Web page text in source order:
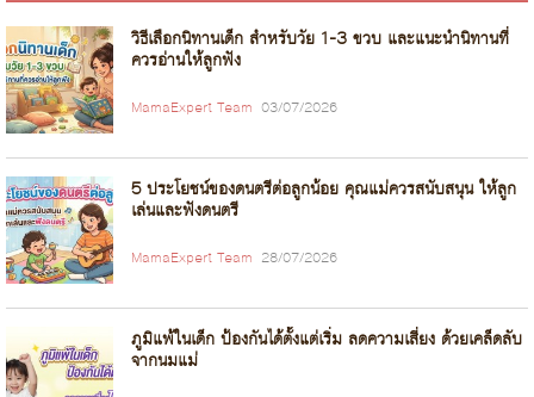
วิธีเลือกนิทานเด็ก สำหรับวัย 1-3 ขวบ และแนะนำนิทานที่
ควรอ่านให้ลูกฟัง
MamaExpert Team 03/07/2026
5 ประโยชน์ของดนตรีต่อลูกน้อย คุณแม่ควรสนับสนุน ให้ลูก
เล่นและฟังดนตรี
MamaExpert Team 28/07/2026
ภูมิแพ้ในเด็ก ป้องกันได้ตั้งแต่เริ่ม ลดความเสี่ยง ด้วยเคล็ดลับ
จากนมแม่